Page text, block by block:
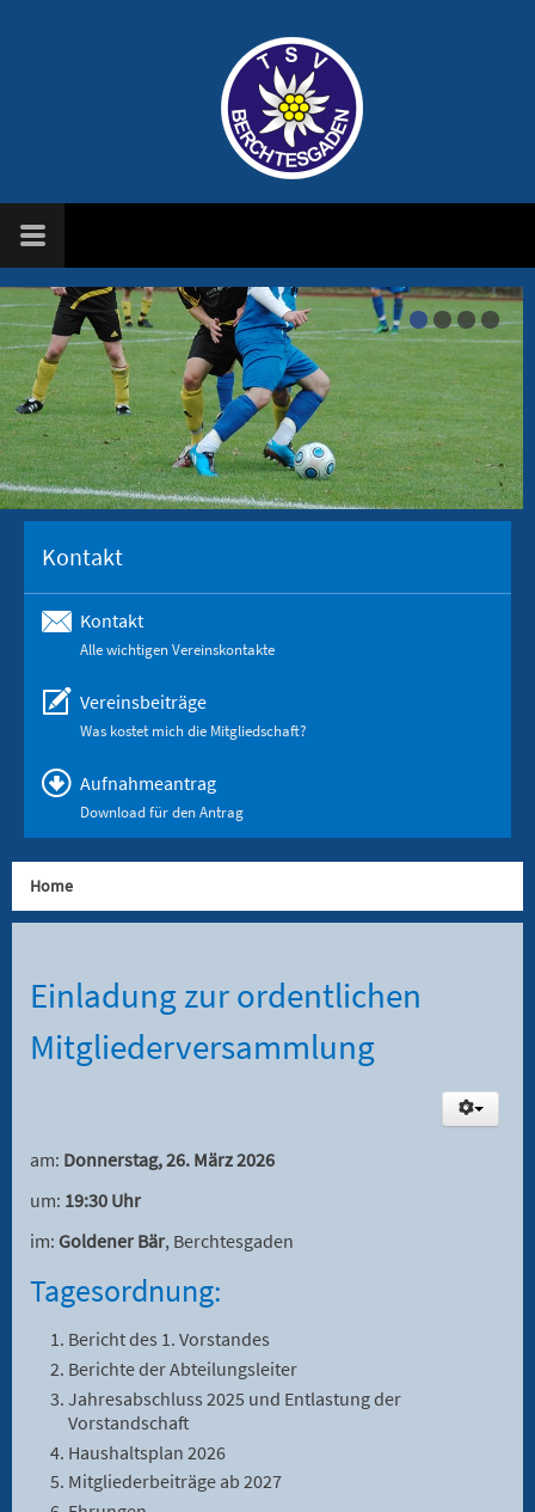
Kontakt
Kontakt
Alle wichtigen Vereinskontakte
Vereinsbeiträge
Was kostet mich die Mitgliedschaft?
Aufnahmeantrag
Download für den Antrag
Home
Einladung zur ordentlichen
Mitgliederversammlung
am: Donnerstag, 26. März 2026
um: 19:30 Uhr
im: Goldener Bär, Berchtesgaden
Tagesordnung:
Bericht des 1. Vorstandes
Berichte der Abteilungsleiter
Jahresabschluss 2025 und Entlastung der
Vorstandschaft
Haushaltsplan 2026
Mitgliederbeiträge ab 2027